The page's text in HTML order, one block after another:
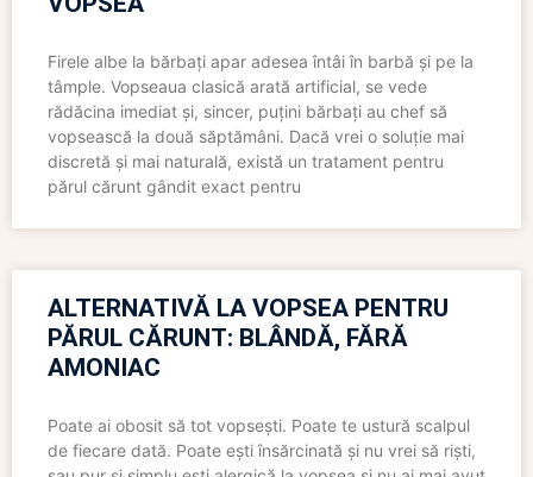
Firele albe la bărbați apar adesea întâi în barbă și pe la
tâmple. Vopseaua clasică arată artificial, se vede
rădăcina imediat și, sincer, puțini bărbați au chef să
vopsească la două săptămâni. Dacă vrei o soluție mai
discretă și mai naturală, există un tratament pentru
părul cărunt gândit exact pentru
ALTERNATIVĂ LA VOPSEA PENTRU
PĂRUL CĂRUNT: BLÂNDĂ, FĂRĂ
AMONIAC
Poate ai obosit să tot vopsești. Poate te ustură scalpul
de fiecare dată. Poate ești însărcinată și nu vrei să riști,